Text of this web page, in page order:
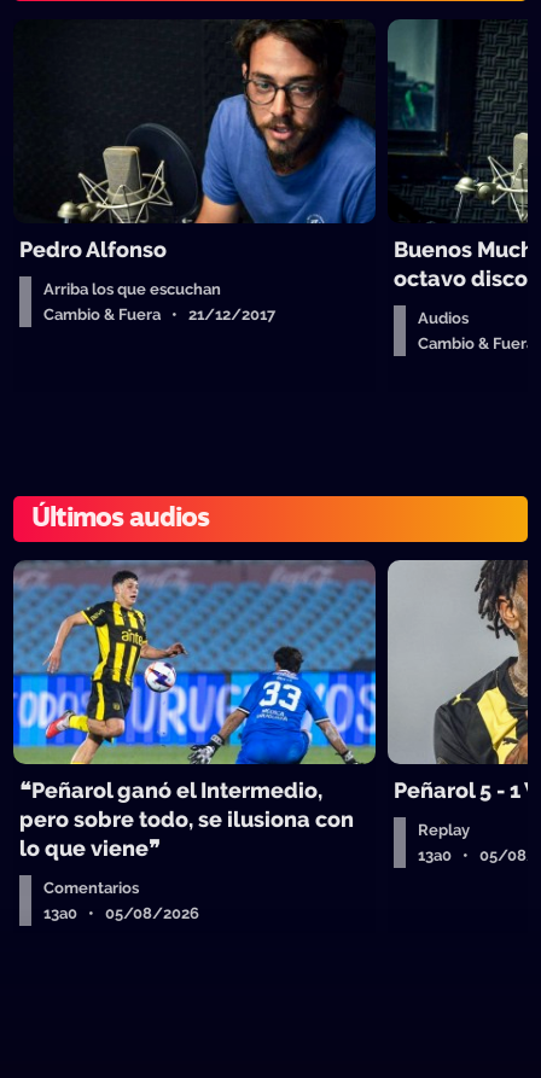
Pedro Alfonso
Arriba los que escuchan
Cambio & Fuera • 21/12/2017
Buenos
octavo disco
Audios
Cambio &
Últimos audios
❝Peñarol ganó el Intermedio,
pero sobre todo, se ilusiona con
lo que viene❞
Comentarios
13a0 • 05/08/2026
Peñarol 5 - 1
Replay
13a0 • 05/08/